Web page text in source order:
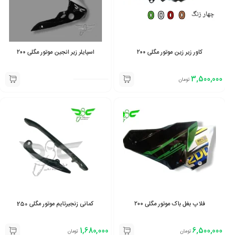
کاور زیر زین موتور مگلی ۲۰۰
3,500,000 تومان
اسپایلر زیر انجین موتور مگلی ۲۰۰
فلاپ بغل باک موتور مگلی ۲۰۰
6,500,000 تومان
کمانی زنجیرتایم موتور مگلی 250
1,680,000 تومان